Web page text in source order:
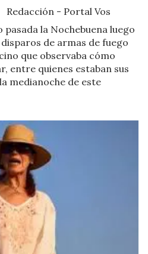
Redacción - Portal Vos
la Nochebuena luego
de armas de fuego
que observaba cómo
entre quienes estaban sus
medianoche de este